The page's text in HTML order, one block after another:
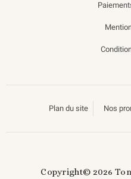
Plan du site Nos
Copyright© 2026